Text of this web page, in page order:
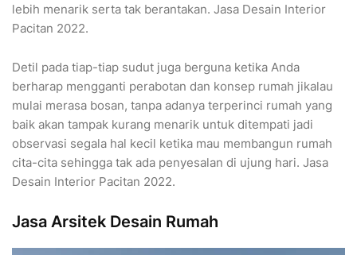
lebih menarik serta tak berantakan. Jasa Desain Interior
Pacitan 2022.
Detil pada tiap-tiap sudut juga berguna ketika Anda
berharap mengganti perabotan dan konsep rumah jikalau
mulai merasa bosan, tanpa adanya terperinci rumah yang
baik akan tampak kurang menarik untuk ditempati jadi
observasi segala hal kecil ketika mau membangun rumah
cita-cita sehingga tak ada penyesalan di ujung hari. Jasa
Desain Interior Pacitan 2022.
Jasa Arsitek Desain Rumah